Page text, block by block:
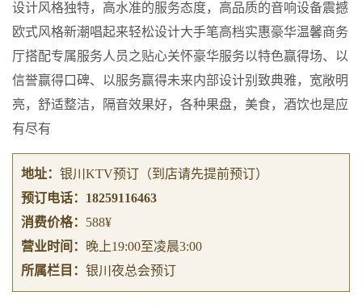
设计风格独特，高水准的服务态度，高品质的音响设备震撼
欧式风格新潮唱起来轻松设计大手笔高档实惠豪华温馨商务
厅搭配专属服务人员之贴心关怀豪华服务以特色赢得场、以
信誉赢得口碑、以服务赢得未来内部设计别致典雅，宽敞明
亮，舒适整洁，隔音效果好，各种果盘，美食，酒饮也是应
有尽有
地址： 银川KTV预订 （到店请先提前预订）
预订电话： 18259116463
消费价格： 588¥
营业时间：
晚上19:00至凌晨3:00
所属栏目： 银川夜总会预订